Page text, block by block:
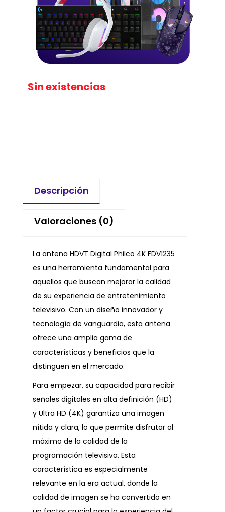
Sin existencias
Descripción
Valoraciones (0)
La antena HDVT Digital Philco 4K FDV1235
es una herramienta fundamental para
aquellos que buscan mejorar la calidad
de su experiencia de entretenimiento
televisivo. Con un diseño innovador y
tecnología de vanguardia, esta antena
ofrece una amplia gama de
características y beneficios que la
distinguen en el mercado.
Para empezar, su capacidad para recibir
señales digitales en alta definición (HD)
y Ultra HD (4K) garantiza una imagen
nítida y clara, lo que permite disfrutar al
máximo de la calidad de la
programación televisiva. Esta
característica es especialmente
relevante en la era actual, donde la
calidad de imagen se ha convertido en